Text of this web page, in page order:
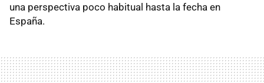
una perspectiva poco habitual hasta la fecha en
España.